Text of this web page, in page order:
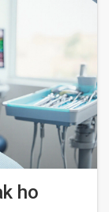
ho